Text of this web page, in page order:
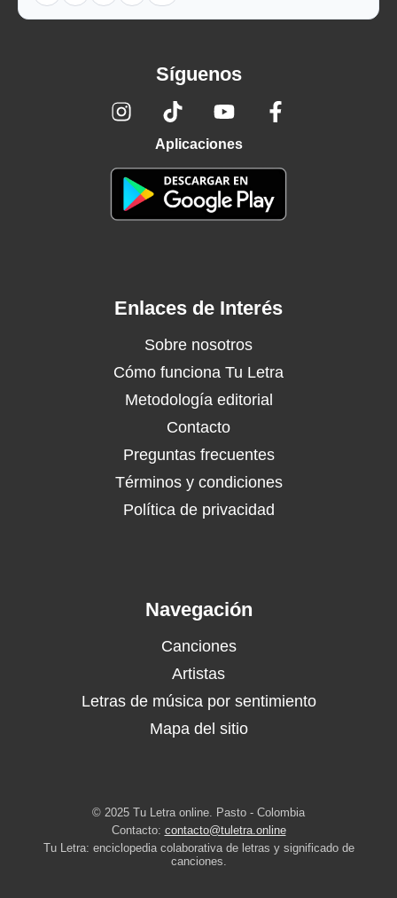
Síguenos
Aplicaciones
Enlaces de Interés
Sobre nosotros
Cómo funciona Tu Letra
Metodología editorial
Contacto
Preguntas frecuentes
Términos y condiciones
Política de privacidad
Navegación
Canciones
Artistas
Letras de música por sentimiento
Mapa del sitio
© 2025 Tu Letra online. Pasto - Colombia
Contacto: contacto@tuletra.online
Tu Letra: enciclopedia colaborativa de letras y significado de
canciones.